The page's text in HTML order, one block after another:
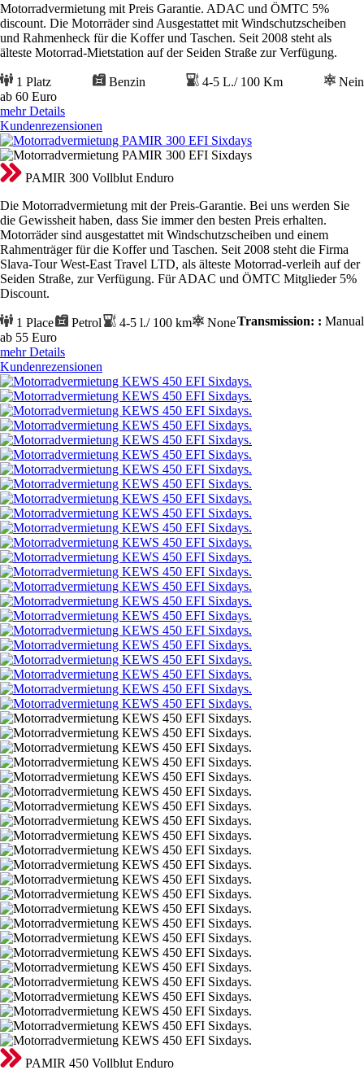
Motorradvermietung mit Preis Garantie. ADAC und ÖMTC 5%
discount. Die Motorräder sind Ausgestattet mit Windschutzscheiben
und Rahmenheck für die Koffer und Taschen. Seit 2008 steht als
älteste Motorrad-Mietstation auf der Seiden Straße zur Verfügung.
1 Platz Benzin 4-5 L./ 100 Km
Nein
ab 60 Euro
mehr Details
Kundenrezensionen
PAMIR 300 Vollblut Enduro
Die Motorradvermietung mit der Preis-Garantie. Bei uns werden Sie
die Gewissheit haben, dass Sie immer den besten Preis erhalten.
Motorräder sind ausgestattet mit Windschutzscheiben und einem
Rahmenträger für die Koffer und Taschen. Seit 2008 steht die Firma
Slava-Tour West-East Travel LTD, als älteste Motorrad-verleih auf der
Seiden Straße, zur Verfügung. Für ADAC und ÖMTC Mitglieder 5%
Discount.
1 Place Petrol 4-5 l./ 100 km NoneTransmission: : Manual
ab 55 Euro
mehr Details
Kundenrezensionen
PAMIR 450 Vollblut Enduro